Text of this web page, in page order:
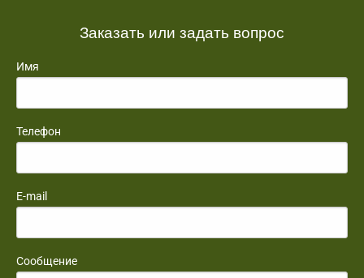
Заказать или задать вопрос
Имя
Телефон
E-mail
Сообщение